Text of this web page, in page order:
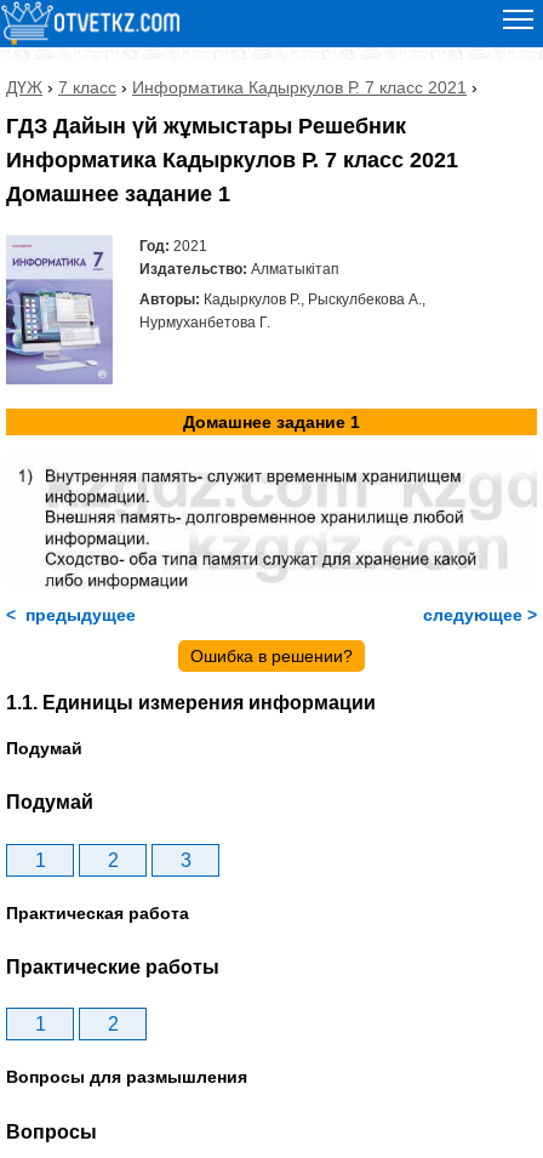
ДҮЖ › 7 класс › Информатика Кадыркулов Р. 7 класс 2021 ›
ГДЗ Дайын үй жұмыстары Решебник
Информатика Кадыркулов Р. 7 класс 2021
Домашнее задание 1
Год: 2021
Издательство: Алматыкітап
Авторы: Кадыркулов Р., Рыскулбекова А.,
Нурмуханбетова Г.
Домашнее задание 1
< предыдущее следующее >
Ошибка в решении?
1.1. Единицы измерения информации
Подумай
Подумай
1 2 3
Практическая работа
Практические работы
1 2
Вопросы для размышления
Вопросы